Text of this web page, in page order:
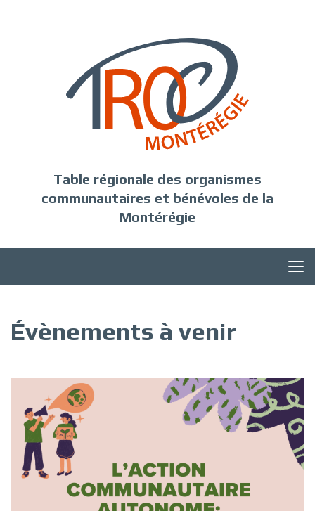
Table régionale des organismes
communautaires et bénévoles de la
Montérégie
Évènements à venir